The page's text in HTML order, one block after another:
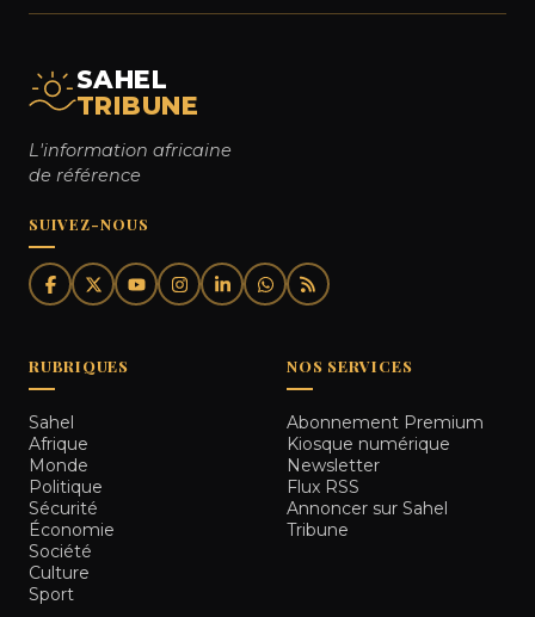
SAHEL
TRIBUNE
L'information africaine
de référence
SUIVEZ-NOUS
RUBRIQUES
Sahel
Afrique
Monde
Politique
Sécurité
Économie
Société
Culture
Sport
NOS SERVICES
Abonnement Premium
Kiosque numérique
Newsletter
Flux RSS
Annoncer sur Sahel
Tribune